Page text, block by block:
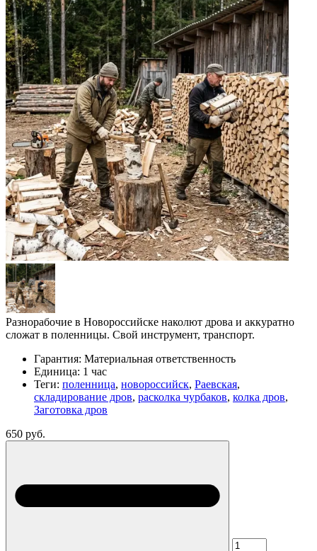
Разнорабочие в Новороссийске наколют дрова и аккуратно
сложат в поленницы. Свой инструмент, транспорт.
Гарантия: Материальная ответственность
Единица: 1 час
Теги: поленница, новороссийск, Раевская,
складирование дров, расколка чурбаков, колка дров,
Заготовка дров
650 руб.